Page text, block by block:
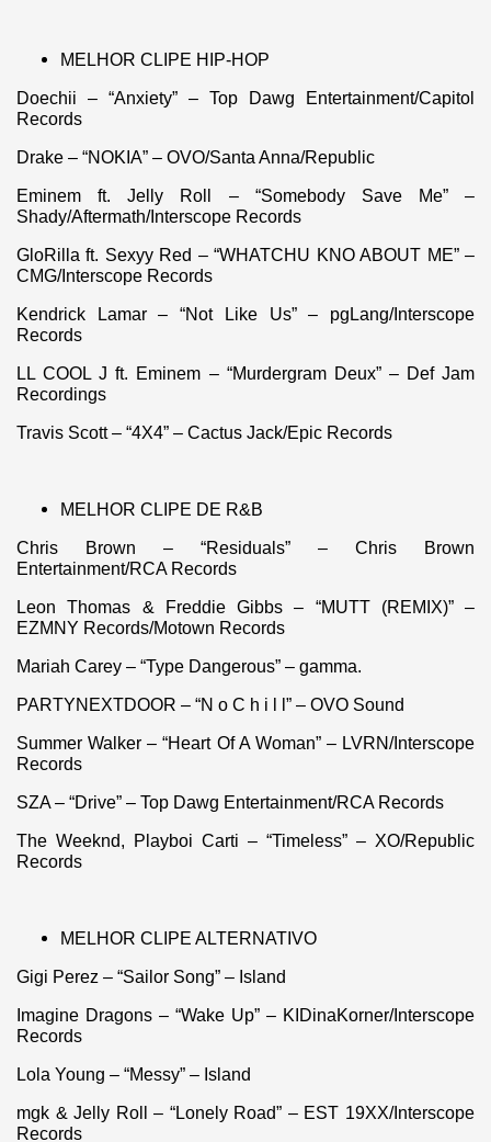
MELHOR CLIPE HIP-HOP
Doechii – “Anxiety” – Top Dawg Entertainment/Capitol
Records
Drake – “NOKIA” – OVO/Santa Anna/Republic
Eminem ft. Jelly Roll – “Somebody Save Me” –
Shady/Aftermath/Interscope Records
GloRilla ft. Sexyy Red – “WHATCHU KNO ABOUT ME” –
CMG/Interscope Records
Kendrick Lamar – “Not Like Us” – pgLang/Interscope
Records
LL COOL J ft. Eminem – “Murdergram Deux” – Def Jam
Recordings
Travis Scott – “4X4” – Cactus Jack/Epic Records
MELHOR CLIPE DE R&B
Chris Brown – “Residuals” – Chris Brown
Entertainment/RCA Records
Leon Thomas & Freddie Gibbs – “MUTT (REMIX)” –
EZMNY Records/Motown Records
Mariah Carey – “Type Dangerous” – gamma.
PARTYNEXTDOOR – “N o C h i l l” – OVO Sound
Summer Walker – “Heart Of A Woman” – LVRN/Interscope
Records
SZA – “Drive” – Top Dawg Entertainment/RCA Records
The Weeknd, Playboi Carti – “Timeless” – XO/Republic
Records
MELHOR CLIPE ALTERNATIVO
Gigi Perez – “Sailor Song” – Island
Imagine Dragons – “Wake Up” – KIDinaKorner/Interscope
Records
Lola Young – “Messy” – Island
mgk & Jelly Roll – “Lonely Road” – EST 19XX/Interscope
Records